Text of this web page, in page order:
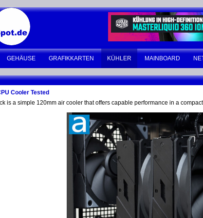
GEHÄUSE GRAFIKKARTEN KÜHLER MAINBOARD
Cooler Tested
is a simple 120mm air cooler that offers capable performance in a